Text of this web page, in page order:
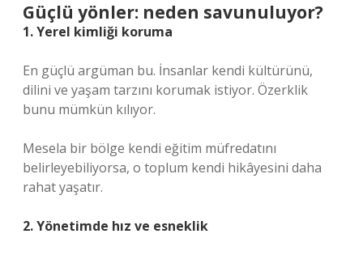
Güçlü yönler: neden savunuluyor?
1. Yerel kimliği koruma
En güçlü argüman bu. İnsanlar kendi kültürünü,
dilini ve yaşam tarzını korumak istiyor. Özerklik
bunu mümkün kılıyor.
Mesela bir bölge kendi eğitim müfredatını
belirleyebiliyorsa, o toplum kendi hikâyesini daha
rahat yaşatır.
2. Yönetimde hız ve esneklik